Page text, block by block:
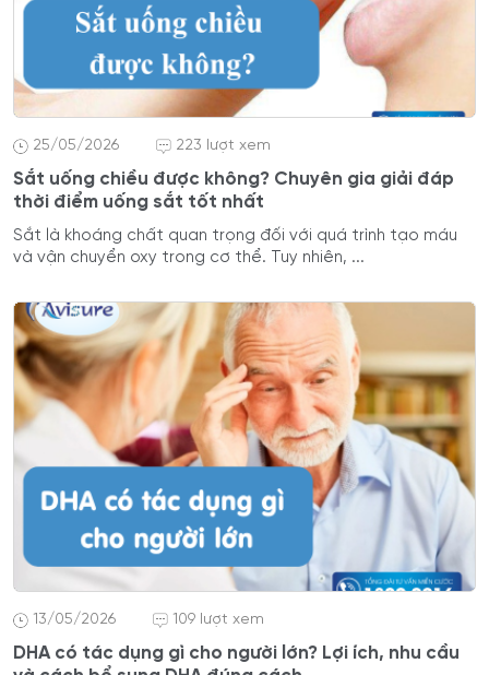
25/05/2026 223 lượt xem
Sắt uống chiều được không? Chuyên gia giải đáp
thời điểm uống sắt tốt nhất
Sắt là khoáng chất quan trọng đối với quá trình tạo máu
và vận chuyển oxy trong cơ thể. Tuy nhiên, ...
13/05/2026 109 lượt xem
DHA có tác dụng gì cho người lớn? Lợi ích, nhu cầu